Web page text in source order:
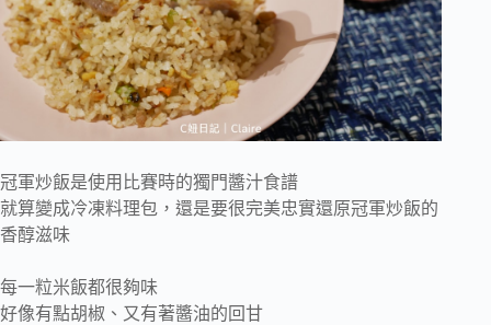
冠軍炒飯是使用比賽時的獨門醬汁食譜
就算變成冷凍料理包，還是要很完美忠實還原冠軍炒飯的
香醇滋味
每一粒米飯都很夠味
好像有點胡椒、又有著醬油的回甘